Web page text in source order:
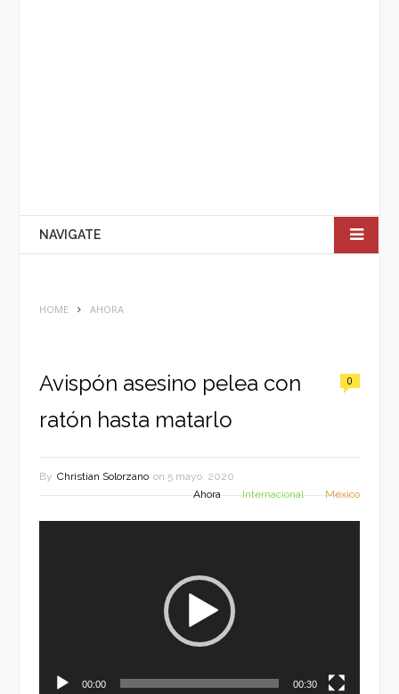
NAVIGATE
HOME AHORA
Avispón asesino pelea con
ratón hasta matarlo
0
By Christian Solorzano on 5 mayo, 2020
Ahora
Internacional México
00:00 00:30